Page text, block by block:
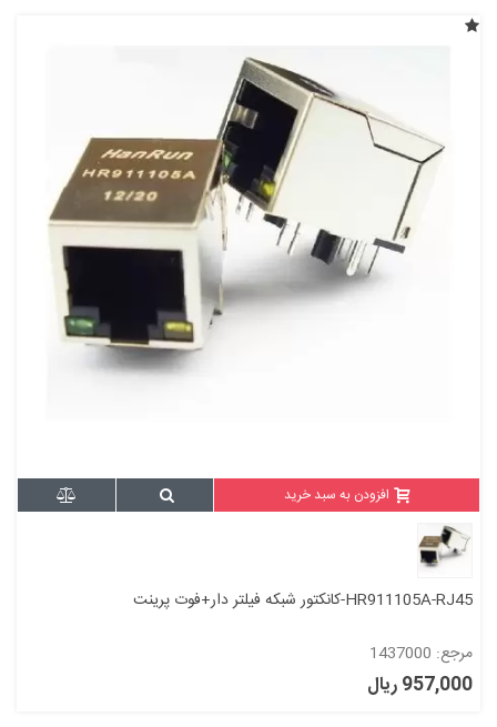
افزودن به سبد خرید
HR911105A-RJ45-کانکتور شبکه فیلتر دار+فوت پرینت
مرجع: 1437000
957,000 ریال